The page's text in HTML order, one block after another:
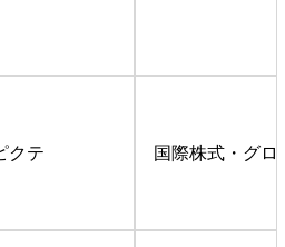
クテ 国際株式・グロ